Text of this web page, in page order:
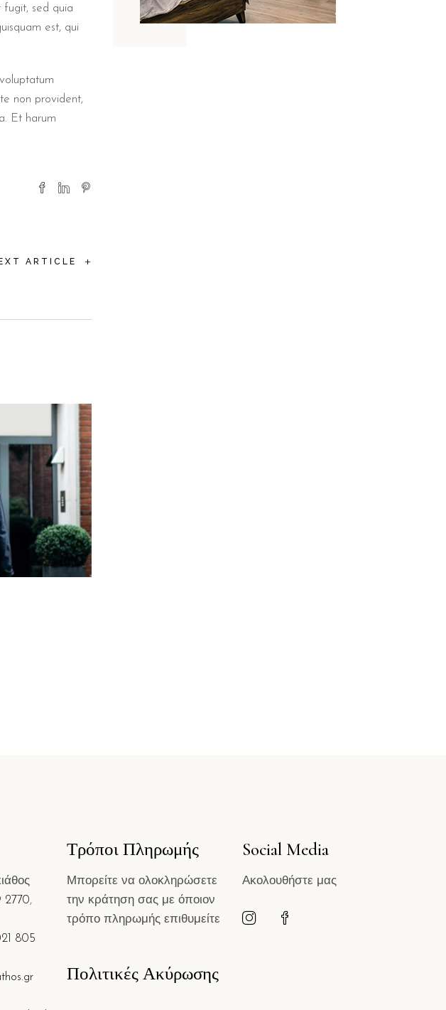
sed quia
est, qui
non provident,
Et harum
ARTICLE +
2770,
805
Τρόποι Πληρωμής
Μπορείτε να ολοκληρώσετε
την κράτηση σας με όποιον
τρόπο πληρωμής επιθυμείτε
Πολιτικές Ακύρωσης
Social Media
Ακολουθήστε μας